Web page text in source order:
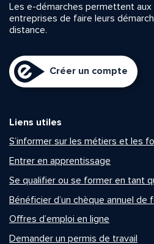
Les e-démarches permettent
entreprises de faire leurs
distance.
Créer un compte
Liens utiles
S’informer sur les métiers et les
Entrer en apprentissage
Se qualifier ou se former en tant
Bénéficier d’un chèque annuel de
Offres d’emploi en ligne
Demander un permis de travail